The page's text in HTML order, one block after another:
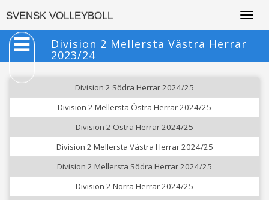
SVENSK VOLLEYBOLL
Division 2 Mellersta Västra Herrar
2023/24
Division 2 Södra Herrar 2024/25
Division 2 Mellersta Östra Herrar 2024/25
Division 2 Östra Herrar 2024/25
Division 2 Mellersta Västra Herrar 2024/25
Division 2 Mellersta Södra Herrar 2024/25
Division 2 Norra Herrar 2024/25